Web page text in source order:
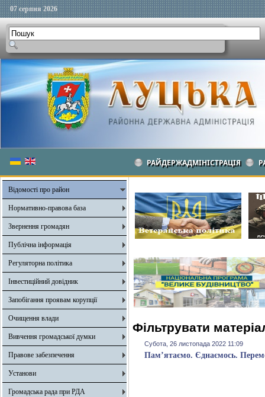
07 серпня 2026
РАЙДЕРЖАДМІНІСТРАЦІЯ
Відомості про район
Нормативно-правова база
Звернення громадян
Публічна інформація
Регуляторна політика
Інвестиційний довідник
Запобігання проявам корупції
Очищення влади
Вивчення громадської думки
Правове забезпечення
Установи
Громадська рада при РДА
Фільтрувати
Субота, 26 листопада 2022 11:09
Пам’ятаємо. Єднаємось.